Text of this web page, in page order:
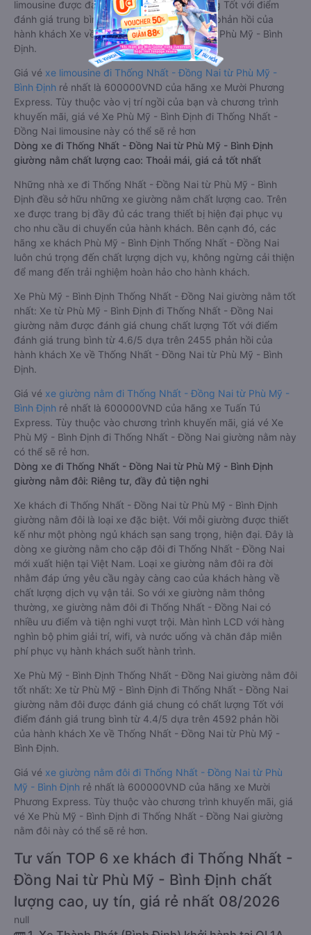
limousine được đánh giá chung có chất lượng Tốt với điểm
đánh giá trung bình từ 4.5/5 dựa trên 4604 phản hồi của
hành khách Xe về Thống Nhất - Đồng Nai từ Phù Mỹ - Bình
Định.
Giá vé xe limousine đi Thống Nhất - Đồng Nai từ Phù Mỹ -
Bình Định rẻ nhất là 600000VND của hãng xe Mười Phương
Express. Tùy thuộc vào vị trí ngồi của bạn và chương trình
khuyến mãi, giá vé Xe Phù Mỹ - Bình Định đi Thống Nhất -
Đồng Nai limousine này có thể sẽ rẻ hơn
Dòng xe đi Thống Nhất - Đồng Nai từ Phù Mỹ - Bình Định
giường nằm chất lượng cao: Thoải mái, giá cả tốt nhất
Những nhà xe đi Thống Nhất - Đồng Nai từ Phù Mỹ - Bình
Định đều sở hữu những xe giường nằm chất lượng cao. Trên
xe được trang bị đầy đủ các trang thiết bị hiện đại phục vụ
cho nhu cầu di chuyển của hành khách. Bên cạnh đó, các
hãng xe khách Phù Mỹ - Bình Định Thống Nhất - Đồng Nai
luôn chú trọng đến chất lượng dịch vụ, không ngừng cải thiện
để mang đến trải nghiệm hoàn hảo cho hành khách.
Xe Phù Mỹ - Bình Định Thống Nhất - Đồng Nai giường nằm tốt
nhất: Xe từ Phù Mỹ - Bình Định đi Thống Nhất - Đồng Nai
giường nằm được đánh giá chung chất lượng Tốt với điểm
đánh giá trung bình từ 4.6/5 dựa trên 2455 phản hồi của
hành khách Xe về Thống Nhất - Đồng Nai từ Phù Mỹ - Bình
Định.
Giá vé xe giường nằm đi Thống Nhất - Đồng Nai từ Phù Mỹ -
Bình Định rẻ nhất là 600000VND của hãng xe Tuấn Tú
Express. Tùy thuộc vào chương trình khuyến mãi, giá vé Xe
Phù Mỹ - Bình Định đi Thống Nhất - Đồng Nai giường nằm này
có thể sẽ rẻ hơn.
Dòng xe đi Thống Nhất - Đồng Nai từ Phù Mỹ - Bình Định
giường nằm đôi: Riêng tư, đầy đủ tiện nghi
Xe khách đi Thống Nhất - Đồng Nai từ Phù Mỹ - Bình Định
giường nằm đôi là loại xe đặc biệt. Với mỗi giường được thiết
kế như một phòng ngủ khách sạn sang trọng, hiện đại. Đây là
dòng xe giường nằm cho cặp đôi đi Thống Nhất - Đồng Nai
mới xuất hiện tại Việt Nam. Loại xe giường nằm đôi ra đời
nhằm đáp ứng yêu cầu ngày càng cao của khách hàng về
chất lượng dịch vụ vận tải. So với xe giường nằm thông
thường, xe giường nằm đôi đi Thống Nhất - Đồng Nai có
nhiều ưu điểm và tiện nghi vượt trội. Màn hình LCD với hàng
nghìn bộ phim giải trí, wifi, và nước uống và chăn đắp miễn
phí phục vụ hành khách suốt hành trình.
Xe Phù Mỹ - Bình Định Thống Nhất - Đồng Nai giường nằm đôi
tốt nhất: Xe từ Phù Mỹ - Bình Định đi Thống Nhất - Đồng Nai
giường nằm đôi được đánh giá chung có chất lượng Tốt với
điểm đánh giá trung bình từ 4.4/5 dựa trên 4592 phản hồi
của hành khách Xe về Thống Nhất - Đồng Nai từ Phù Mỹ -
Bình Định.
Giá vé xe giường nằm đôi đi Thống Nhất - Đồng Nai từ Phù
Mỹ - Bình Định rẻ nhất là 600000VND của hãng xe Mười
Phương Express. Tùy thuộc vào chương trình khuyến mãi, giá
vé Xe Phù Mỹ - Bình Định đi Thống Nhất - Đồng Nai giường
nằm đôi này có thể sẽ rẻ hơn.
Tư vấn TOP 6 xe khách đi Thống Nhất -
Đồng Nai từ Phù Mỹ - Bình Định chất
lượng cao, uy tín, giá rẻ nhất 08/2026
null